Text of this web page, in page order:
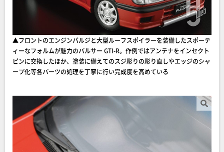
▲フロントのエンジンバルジと大型ルーフスポイラーを装備したスポーテ
ィーなフォルムが魅力のパルサー GTI-R。作例ではアンテナをインセクト
ピンに交換したほか、塗装に備えてのスジ彫りの彫り直しやエッジのシャ
ープ化等各パーツの処理を丁寧に行い完成度を高めている